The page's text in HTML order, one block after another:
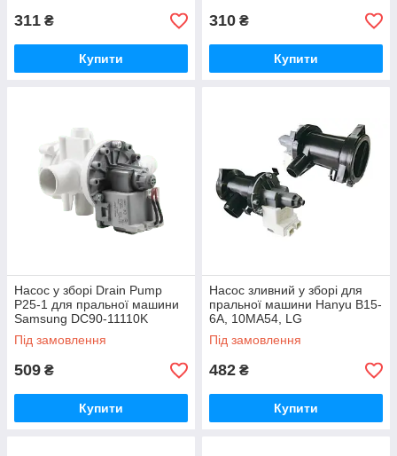
311 ₴
Купити
310 ₴
Купити
Насос у зборі Drain Pump
P25-1 для пральної машини
Samsung DC90-11110K
Під замовлення
509 ₴
Купити
Насос зливний у зборі для
пральної машини Hanyu B15-
6A, 10MA54, LG
5859EN1004B
Під замовлення
482 ₴
Купити